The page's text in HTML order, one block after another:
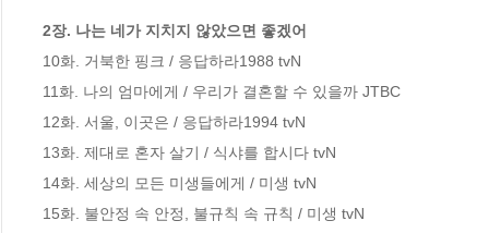
2장. 나는 네가 지치지 않았으면 좋겠어
10화. 거북한 핑크 / 응답하라1988 tvN
11화. 나의 엄마에게 / 우리가 결혼할 수 있을까 JTBC
12화. 서울, 이곳은 / 응답하라1994 tvN
13화. 제대로 혼자 살기 / 식샤를 합시다 tvN
14화. 세상의 모든 미생들에게 / 미생 tvN
15화. 불안정 속 안정, 불규칙 속 규칙 / 미생 tvN